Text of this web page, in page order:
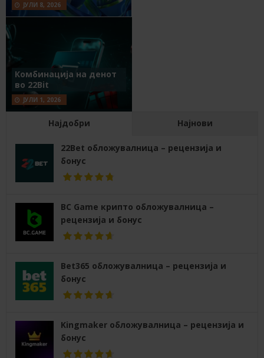
ЈУЛИ 8, 2026
Комбинација на денот
во 22Bit
ЈУЛИ 1, 2026
Најдобри Најнови
22Bet обложувалница – рецензија и
бонус
BC Game крипто обложувалница –
рецензија и бонус
Bet365 обложувалница – рецензија и
бонус
Kingmaker обложувалница – рецензија и
бонус